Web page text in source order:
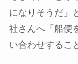
になりそうだ」
社さんへ「船便
い合わせするこ